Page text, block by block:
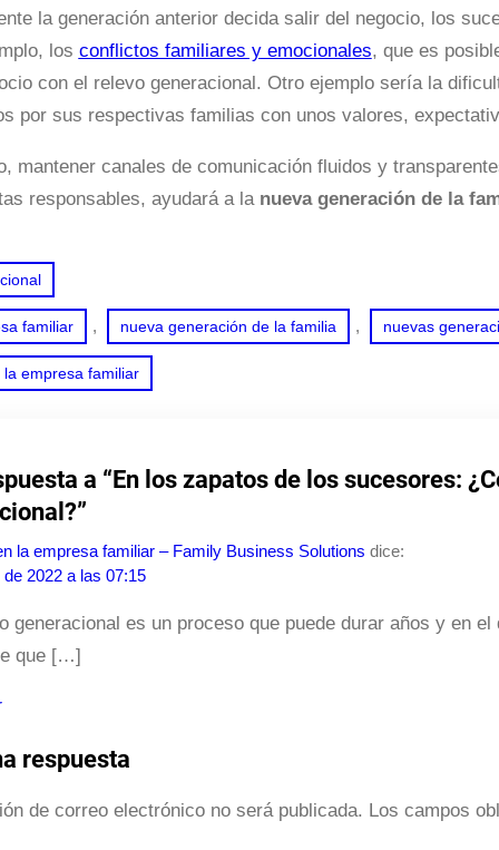
la generación anterior decida salir del negocio, los
los conflictos familiares y emocionales, que es
con el relevo generacional. Otro ejemplo sería la
por sus respectivas familias con unos valores,
mantener canales de comunicación fluidos y
responsables, ayudará a la nueva generación de la
familiar , nueva generación de la familia , nuevas
empresa familiar
a “En los zapatos de los sucesores:
la empresa familiar – Family Business Solutions dice:
2022 a las 07:15
es un proceso que puede durar años y en
que […]
respuesta
de correo electrónico no será publicada. Los campos